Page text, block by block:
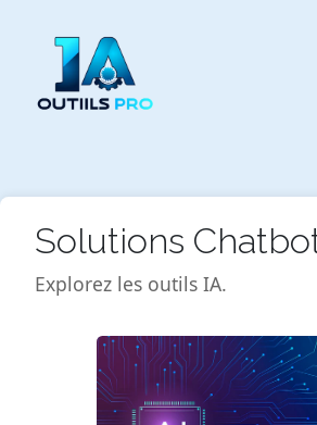
Solutions
Explorez les outils IA.